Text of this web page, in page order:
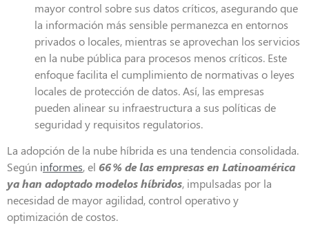
mayor control sobre sus datos críticos, asegurando que
la información más sensible permanezca en entornos
privados o locales, mientras se aprovechan los servicios
en la nube pública para procesos menos críticos. Este
enfoque facilita el cumplimiento de normativas o leyes
locales de protección de datos. Así, las empresas
pueden alinear su infraestructura a sus políticas de
seguridad y requisitos regulatorios.
La adopción de la nube híbrida es una tendencia consolidada.
Según informes, el 66% de las empresas en Latinoamérica
ya han adoptado modelos híbridos, impulsadas por la
necesidad de mayor agilidad, control operativo y
optimización de costos.